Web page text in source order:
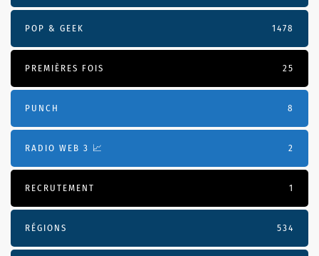
POP & GEEK 1478
PREMIÈRES FOIS 25
PUNCH 8
RADIO WEB 3 📈 2
RECRUTEMENT 1
RÉGIONS 534